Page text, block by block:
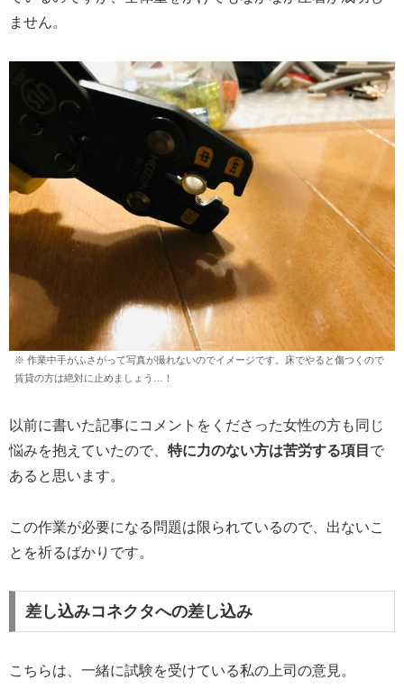
ません。
※ 作業中手がふさがって写真が撮れないのでイメージです。床でやると傷つくので
賃貸の方は絶対に止めましょう…！
以前に書いた記事にコメントをくださった女性の方も同じ
悩みを抱えていたので、 特に力のない方は苦労する項目 で
あると思います。
この作業が必要になる問題は限られているので、出ないこ
とを祈るばかりです。
差し込みコネクタへの差し込み
こちらは、一緒に試験を受けている私の上司の意見。